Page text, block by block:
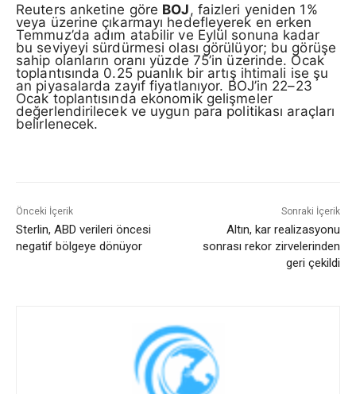
Reuters anketine göre BOJ, faizleri yeniden 1%
veya üzerine çıkarmayı hedefleyerek en erken
Temmuz’da adım atabilir ve Eylül sonuna kadar
bu seviyeyi sürdürmesi olası görülüyor; bu görüşe
sahip olanların oranı yüzde 75’in üzerinde. Ocak
toplantısında 0.25 puanlık bir artış ihtimali ise şu
an piyasalarda zayıf fiyatlanıyor. BOJ’in 22–23
Ocak toplantısında ekonomik gelişmeler
değerlendirilecek ve uygun para politikası araçları
belirlenecek.
Önceki İçerik
Sterlin, ABD verileri öncesi
negatif bölgeye dönüyor
Sonraki İçerik
Altın, kar realizasyonu
sonrası rekor zirvelerinden
geri çekildi